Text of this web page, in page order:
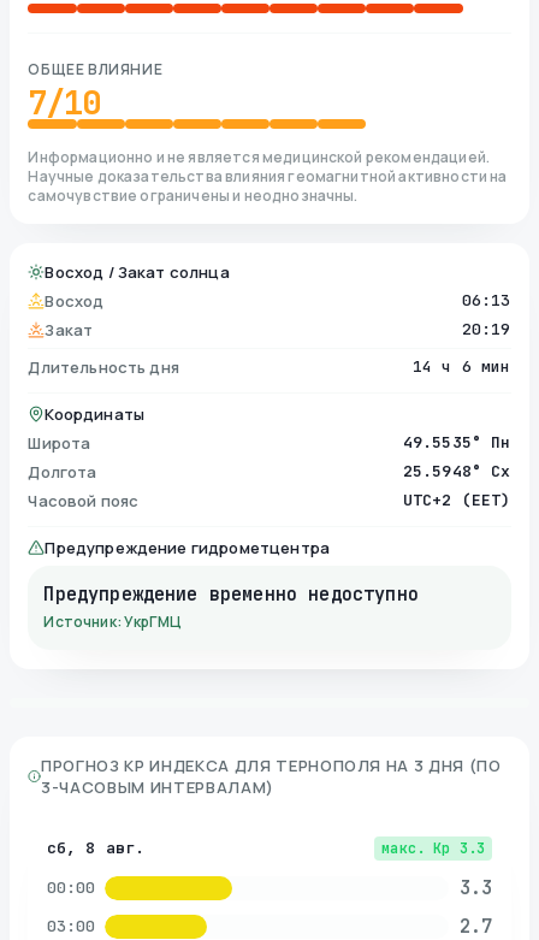
ОБЩЕЕ ВЛИЯНИЕ
7/10
Информационно и не является медицинской рекомендацией.
Научные доказательства влияния геомагнитной активности на
самочувствие ограничены и неоднозначны.
Восход / Закат солнца
Восход
06:13
Закат 20:19
Длительность дня 14 ч 6 мин
Координаты
Широта
49.5535° Пн
Долгота 25.5948° Сх
Часовой пояс UTC+2 (EET)
Предупреждение гидрометцентра
Предупреждение временно недоступно
Источник: УкрГМЦ
ПРОГНОЗ KP ИНДЕКСА ДЛЯ ТЕРНОПОЛЯ НА 3 ДНЯ (ПО
3-ЧАСОВЫМ ИНТЕРВАЛАМ)
сб, 8 авг. макс. Kp 3.3
00:00 3.3
03:00 2.7